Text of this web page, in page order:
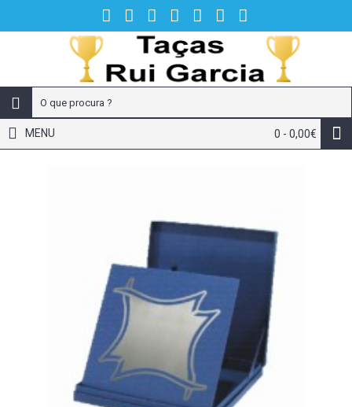
0 - 0,00€
MENU